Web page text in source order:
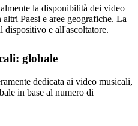
la disponibilità dei video
Paesi e aree geografiche. La
dispositivo e all'ascoltatore.
globale
dedicata ai video musicali,
in base al numero di